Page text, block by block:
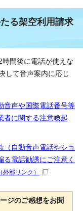
る架空利用請求
間後に電話が使えな
して音声案内に応じ
音声や国際電話番号等
者に関する注意喚起
（自動音声電話やショ
電話勧誘にご注意く
（外部リンク）
ジのご感想をお聞